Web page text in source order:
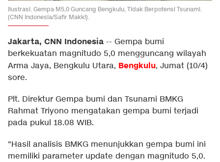
Ilustrasi. Gempa M5,0 Guncang Bengkulu, Tidak Berpotensi Tsunami.
(CNN Indonesia/Safir Makki).
Jakarta, CNN Indonesia -- Gempa bumi
berkekuatan magnitudo 5,0 mengguncang wilayah
Arma Jaya, Bengkulu Utara, Bengkulu, Jumat (10/4)
sore.
Plt. Direktur Gempa bumi dan Tsunami BMKG
Rahmat Triyono mengatakan gempa bumi terjadi
pada pukul 18.08 WIB.
"Hasil analisis BMKG menunjukkan gempa bumi ini
memiliki parameter update dengan magnitudo 5,0.